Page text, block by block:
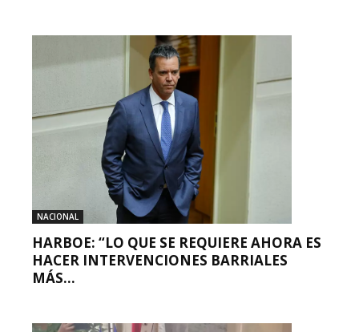
NACIONAL
HARBOE: “LO QUE SE REQUIERE AHORA ES
HACER INTERVENCIONES BARRIALES
MÁS...